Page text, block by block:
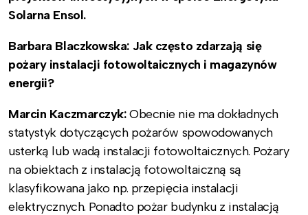
Solarna Ensol.
Barbara Blaczkowska: Jak często zdarzają się
pożary instalacji fotowoltaicznych i magazynów
energii?
Marcin Kaczmarczyk:Obecnie nie ma dokładnych
statystyk dotyczących pożarów spowodowanych
usterką lub wadą instalacji fotowoltaicznych. Pożary
na obiektach z instalacją fotowoltaiczną są
klasyfikowana jako np. przepięcia instalacji
elektrycznych. Ponadto pożar budynku z instalacją